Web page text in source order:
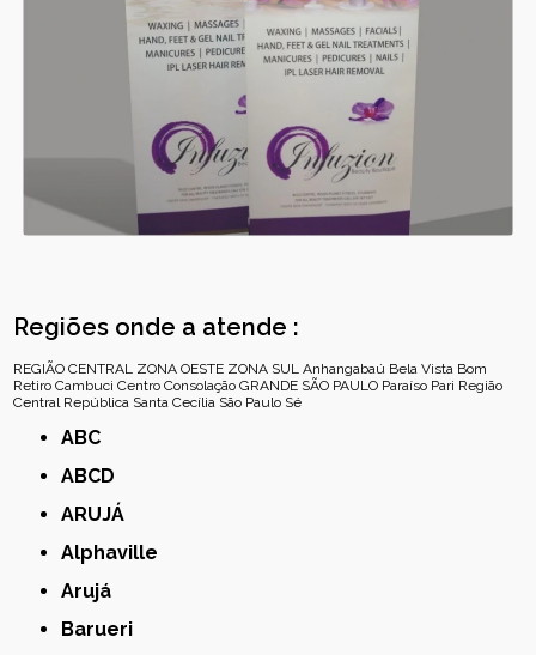
Regiões onde a atende :
REGIÃO CENTRAL ZONA OESTE ZONA SUL Anhangabaú Bela Vista Bom
Retiro Cambuci Centro Consolação GRANDE SÃO PAULO Paraíso Pari Região
Central República Santa Cecília São Paulo Sé
ABC
ABCD
ARUJÁ
Alphaville
Arujá
Barueri